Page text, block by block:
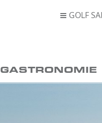
 GOLF
GASTRONOMIE